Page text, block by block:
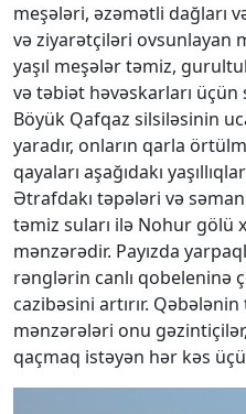
meşələri, əzəmətli dağları
və ziyarətçiləri ovsunlayan
yaşıl meşələr təmiz,
və təbiət həvəskarları
Böyük Qafqaz silsiləsinin
yaradır, onların qarla
qayaları aşağıdakı
Ətrafdakı təpələri və
təmiz suları ilə Nohur gölü
mənzərədir. Payızda
rənglərin canlı qobeleninə
cazibəsini artırır.
mənzərələri onu
qaçmaq istəyən hər kəs